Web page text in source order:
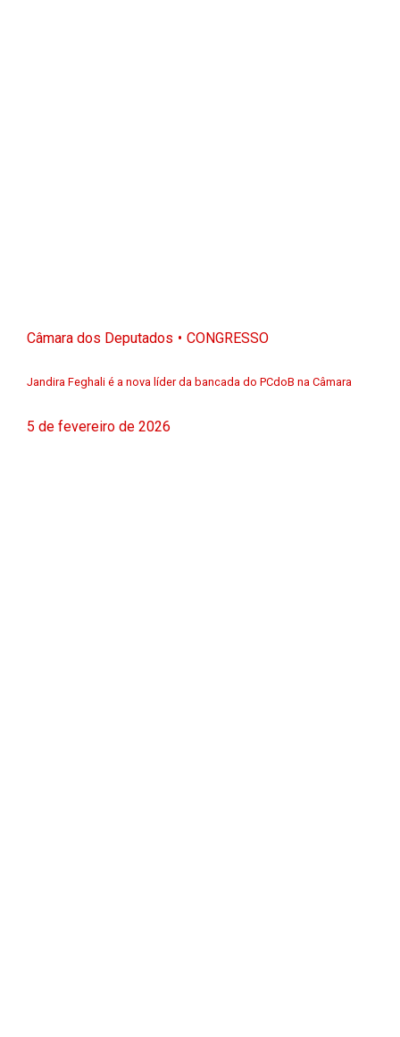
Câmara dos Deputados CONGRESSO
Jandira Feghali é a nova líder da bancada do PCdoB na Câmara
5 de fevereiro de 2026